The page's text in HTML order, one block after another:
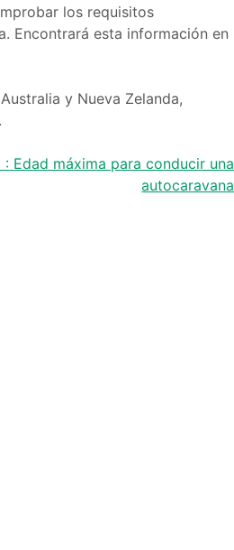
los requisitos
Encontrará esta información en
y Nueva Zelanda,
: Edad máxima para conducir una
autocaravana